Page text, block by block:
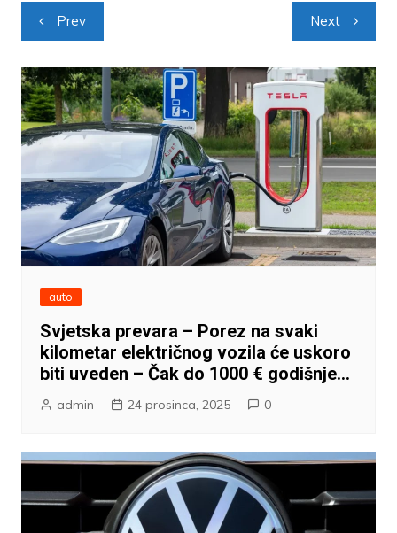
Navigacija
objava
Prev Next
auto
Svjetska prevara – Porez na svaki
kilometar električnog vozila će uskoro
biti uveden – Čak do 1000 € godišnje…
admin 24 prosinca, 2025 0